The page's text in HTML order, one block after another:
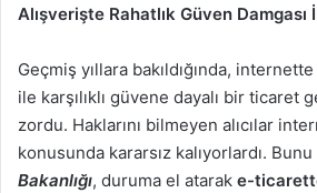
Alışverişte Rahatlık Güven Damgası
Geçmiş yıllara bakıldığında,
ile karşılıklı güvene dayalı bir ticaret
zordu. Haklarını bilmeyen alıcılar
konusunda kararsız kalıyorlardı.
Bakanlığı, duruma el atarak e-